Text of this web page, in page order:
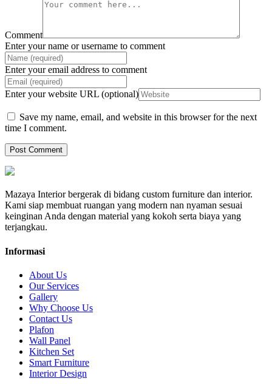
Comment
Enter your name or username to comment
Enter your email address to comment
Enter your website URL (optional)
Save my name, email, and website in this browser for the next
time I comment.
Mazaya Interior bergerak di bidang custom furniture dan interior.
Kami siap membuat ruangan yang modern nan nyaman sesuai
keinginan Anda dengan material yang kokoh serta biaya yang
terjangkau.
Informasi
About Us
Our Services
Gallery
Why Choose Us
Contact Us
Plafon
Wall Panel
Kitchen Set
Smart Furniture
Interior Design